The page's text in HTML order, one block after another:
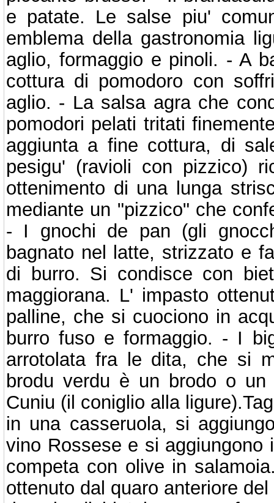
e patate. Le salse piu'
emblema della gastronomia
aglio, formaggio e pinoli. - A
cottura di pomodoro con
aglio. - La salsa agra che
pomodori pelati tritati
aggiunta a fine cottura, di
pesigu' (ravioli con pizzico)
ottenimento di una lunga
mediante un "pizzico" che
- I gnochi de pan (gli
bagnato nel latte, strizzato e
di burro. Si condisce con
maggiorana. L' impasto
palline, che si cuociono in
burro fuso e formaggio. - I
arrotolata fra le dita, che si
brodu verdu è un brodo o
Cuniu (il coniglio alla
in una casseruola, si
vino Rossese e si aggiungono
competa con olive in
ottenuto dal quaro anteriore